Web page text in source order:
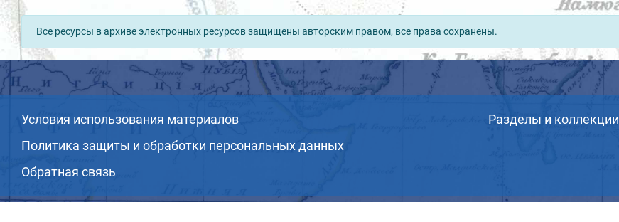
Все ресурсы в архиве электронных ресурсов защищены авторским правом, все права сохранены.
Условия использования материалов
Политика защиты и обработки персональных данных
Обратная связь
Разделы и коллекции